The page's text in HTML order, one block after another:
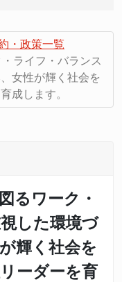
・政策一覧
ライフ・バランス
女性が輝く社会を
成します。
るワーク・
した環境づ
輝く社会を
ーダーを育